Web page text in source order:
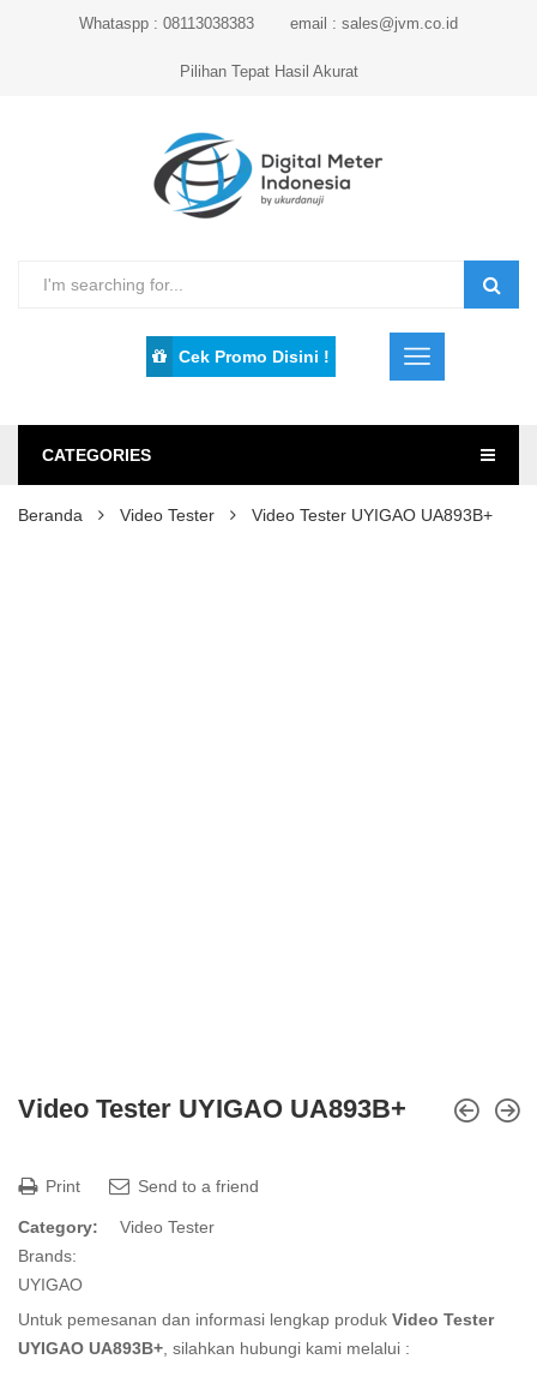
Whataspp : 08113038383 email : sales@jvm.co.id
Pilihan Tepat Hasil Akurat
Cek Promo Disini !
CATEGORIES
Beranda Video Tester Video Tester UYIGAO UA893B+
Video Tester UYIGAO UA893B+
Print Send to a friend
Category:
Video Tester
Brands:
UYIGAO
Untuk pemesanan dan informasi lengkap produk Video Tester
UYIGAO UA893B+ , silahkan hubungi kami melalui :